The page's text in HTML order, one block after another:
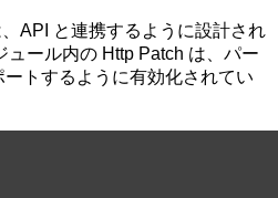
API と連携するように設計され
ール内の Http Patch は、パー
ートするように有効化されてい